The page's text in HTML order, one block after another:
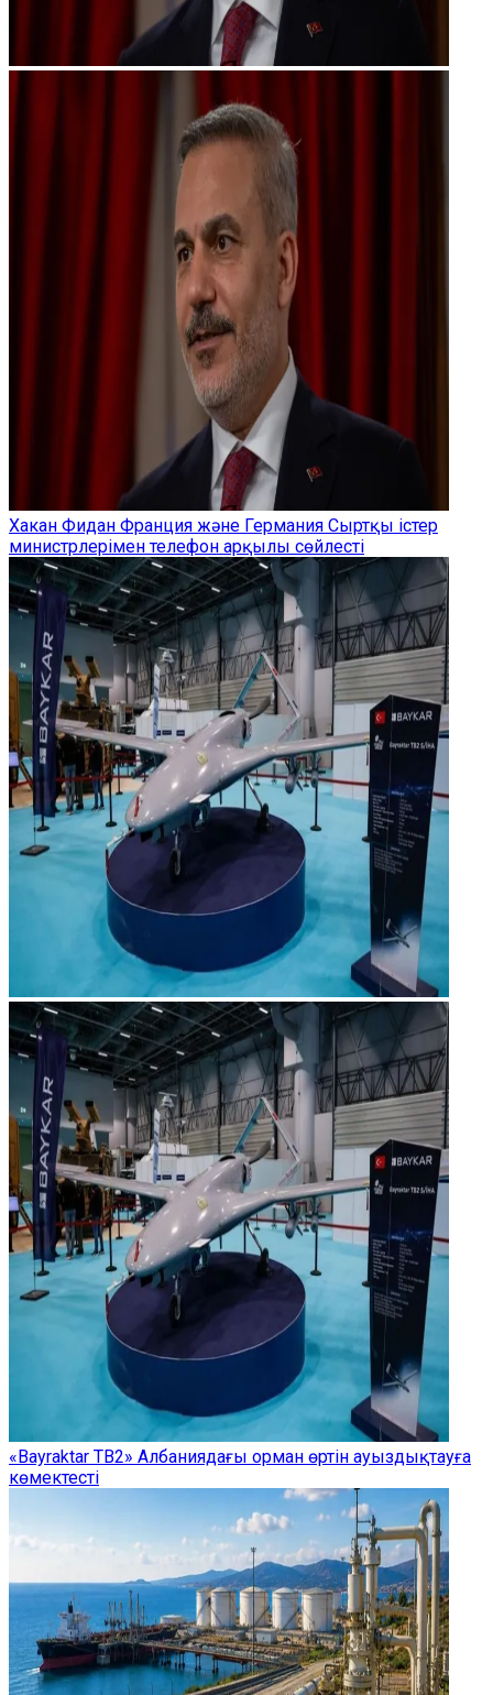
Хакан Фидан Франция және Германия Сыртқы істер
министрлерімен телефон арқылы сөйлесті
«Bayraktar TB2» Албаниядағы орман өртін ауыздықтауға
көмектесті